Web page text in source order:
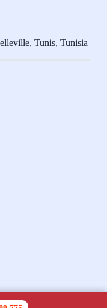
Tunis, Tunisia